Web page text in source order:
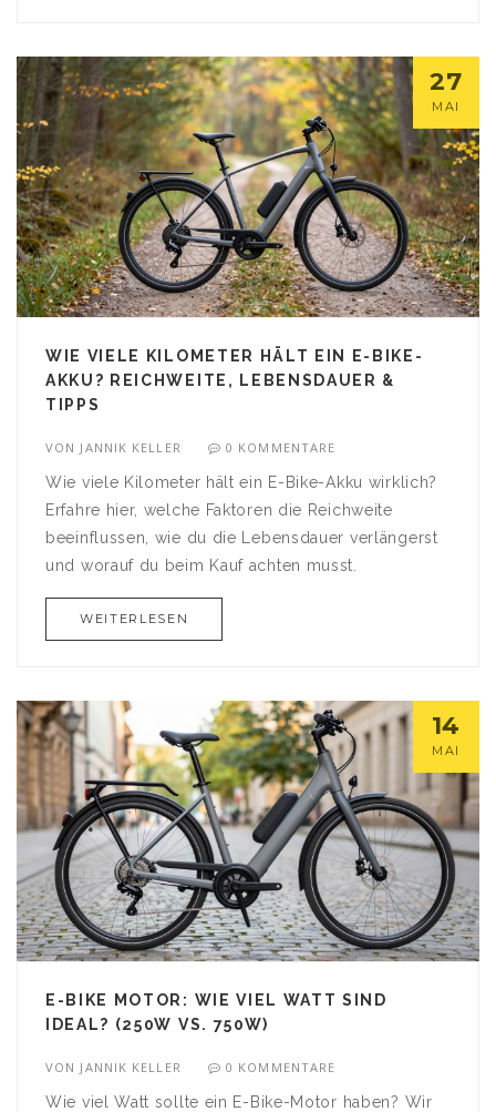
27
MAI
WIE VIELE KILOMETER HÄLT EIN E-BIKE-
AKKU? REICHWEITE, LEBENSDAUER &
TIPPS
VON JANNIK KELLER 0 KOMMENTARE
Wie viele Kilometer hält ein E-Bike-Akku wirklich?
Erfahre hier, welche Faktoren die Reichweite
beeinflussen, wie du die Lebensdauer verlängerst
und worauf du beim Kauf achten musst.
WEITERLESEN
14
MAI
E-BIKE MOTOR: WIE VIEL WATT SIND
IDEAL? (250W VS. 750W)
VON JANNIK KELLER 0 KOMMENTARE
Wie viel Watt sollte ein E-Bike-Motor haben? Wir